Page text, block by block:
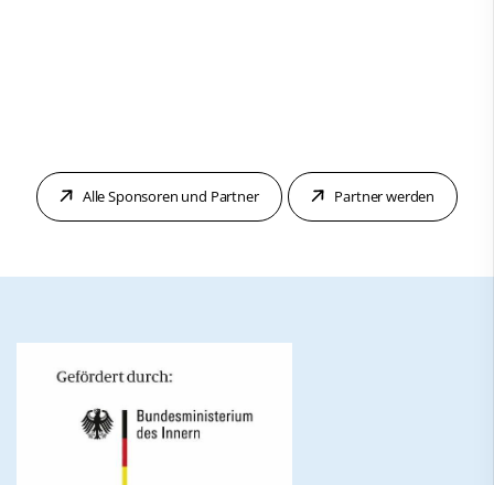
Alle Sponsoren und Partner Partner werden